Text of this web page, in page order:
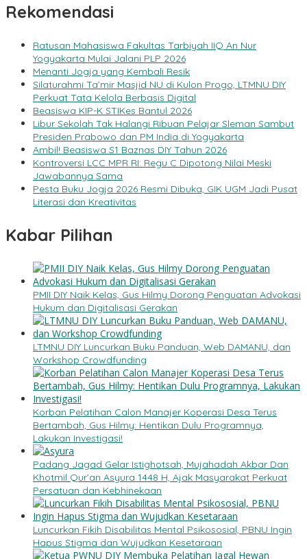
Rekomendasi
Ratusan Mahasiswa Fakultas Tarbiyah IIQ An Nur
Yogyakarta Mulai Jalani PLP 2026
Menanti Jogja yang Kembali Resik
Silaturahmi Ta’mir Masjid NU di Kulon Progo, LTMNU DIY
Perkuat Tata Kelola Berbasis Digital
Beasiswa KIP-K STIKes Bantul 2026
Libur Sekolah Tak Halangi Ribuan Pelajar Sleman Sambut
Presiden Prabowo dan PM India di Yogyakarta
Ambil! Beasiswa S1 Baznas DIY Tahun 2026
Kontroversi LCC MPR RI: Regu C Dipotong Nilai Meski
Jawabannya Sama
Pesta Buku Jogja 2026 Resmi Dibuka, GIK UGM Jadi Pusat
Literasi dan Kreativitas
Kabar Pilihan
PMII DIY Naik Kelas, Gus Hilmy Dorong Penguatan Advokasi
Hukum dan Digitalisasi Gerakan
LTMNU DIY Luncurkan Buku Panduan, Web DAMANU, dan
Workshop Crowdfunding
Korban Pelatihan Calon Manajer Koperasi Desa Terus
Bertambah, Gus Hilmy: Hentikan Dulu Programnya,
Lakukan Investigasi!
Padang Jagad Gelar Istighotsah, Mujahadah Akbar Dan
Khotmil Qur’an Asyura 1448 H, Ajak Masyarakat Perkuat
Persatuan dan Kebhinekaan
Luncurkan Fikih Disabilitas Mental Psikososial, PBNU Ingin
Hapus Stigma dan Wujudkan Kesetaraan